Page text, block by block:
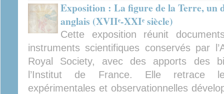
Exposition : La figure de la Terre, un
anglais (XVIIᵉ-XXIᵉ siècle)
Cette exposition réunit
instruments scientifiques conservés par
Royal Society, avec des apports des
l’Institut de France. Elle retrace
expérimentales et observationnelles